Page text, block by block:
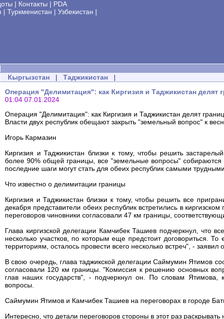
| Контакты | PDA
| Туркменистан | Узбекистан |
|
Кыргызстан | Таджикистан |
Операция "Делимитация": как Киргизия и Таджикистан делят
01:04 07.01.2024
Операция "Делимитация": как Киргизия и Таджикистан делят
Власти двух республик обещают закрыть "земельный вопрос" к
Игорь Кармазин
Киргизия и Таджикистан близки к тому, чтобы решить
более 90% общей границы, все "земельные вопросы"
последние шаги могут стать для обеих республик самыми
Что известно о делимитации границы
Киргизия и Таджикистан близки к тому, чтобы решить все
декабря представители обеих республик встретились в
переговоров чиновники согласовали 47 км границы,
Глава киргизской делегации Камчибек Ташиев подчеркнул, что
несколько участков, по которым еще предстоит договориться.
территориям, осталось провести всего несколько встреч", - заявил
В свою очередь, глава таджикской делегации Саймумин Ятимов
согласовали 120 км границы. "Комиссия к решению основных
глав наших государств", - подчеркнул он. По словам
вопросы.
Саймумин Ятимов и Камчибек Ташиев на переговорах в городе
Интересно, что детали переговоров стороны в этот раз